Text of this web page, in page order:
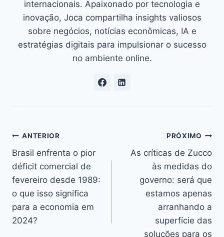
internacionais. Apaixonado por tecnologia e
inovação, Joca compartilha insights valiosos
sobre negócios, notícias econômicas, IA e
estratégias digitais para impulsionar o sucesso
no ambiente online.
Navegação
de
Post
ANTERIOR
Brasil enfrenta o pior
déficit comercial de
fevereiro desde 1989:
o que isso significa
para a economia em
2024?
PRÓXIMO
As críticas de Zucco
às medidas do
governo: será que
estamos apenas
arranhando a
superfície das
soluções para os